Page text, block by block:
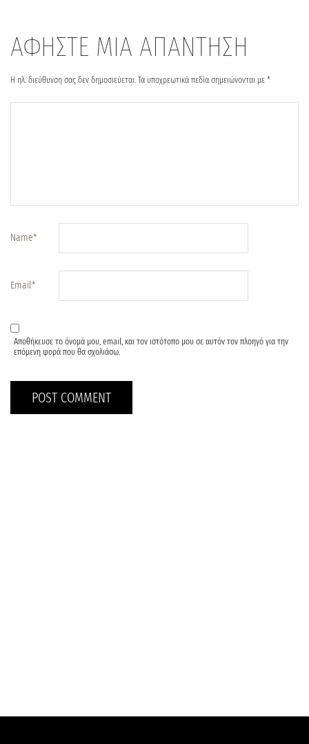
ΑΦΗΣΤΕ ΜΙΑ ΑΠΑΝΤΗΣΗ
Η ηλ. διεύθυνση σας δεν δημοσιεύεται. Τα υποχρεωτικά πεδία σημειώνονται με *
Name*
Email*
Αποθήκευσε το όνομά μου, email, και τον ιστότοπο μου σε αυτόν τον πλοηγό για την
επόμενη φορά που θα σχολιάσω.